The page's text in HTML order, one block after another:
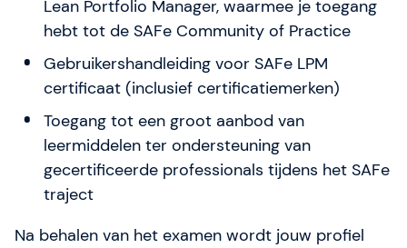
Lean Portfolio Manager, waarmee je toegang
hebt tot de SAFe Community of Practice
Gebruikershandleiding voor SAFe LPM
certificaat (inclusief certificatiemerken)
Toegang tot een groot aanbod van
leermiddelen ter ondersteuning van
gecertificeerde professionals tijdens het SAFe
traject
Na behalen van het examen wordt jouw profiel